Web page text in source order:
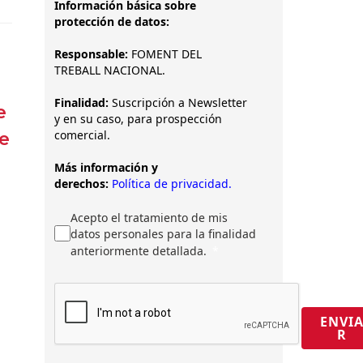
Información básica sobre
protección de datos:
Responsable: FOMENT DEL
TREBALL NACIONAL.
Finalidad: Suscripción a Newsletter
y en su caso, para prospección
comercial.
Más información y
derechos: Política de privacidad.
Acepto el tratamiento de mis
datos personales para la finalidad
anteriormente detallada.
ENVIA
R